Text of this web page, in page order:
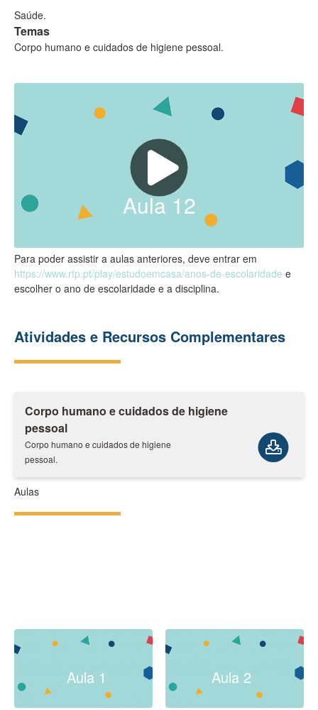
Saúde.
Temas
Corpo humano e cuidados de higiene pessoal.
Aula12
Para poder assistir a aulas anteriores, deve entrar em
https://www.rtp.pt/play/estudoemcasa/anos-de-escolaridade e
escolher o ano de escolaridade e a disciplina.
Atividades e Recursos Complementares
Corpo humano e cuidados de higiene
pessoal
Corpo humano e cuidados de higiene
pessoal.
Aulas
Aula 1 Aula 2